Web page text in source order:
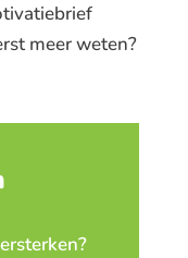
meer weten?